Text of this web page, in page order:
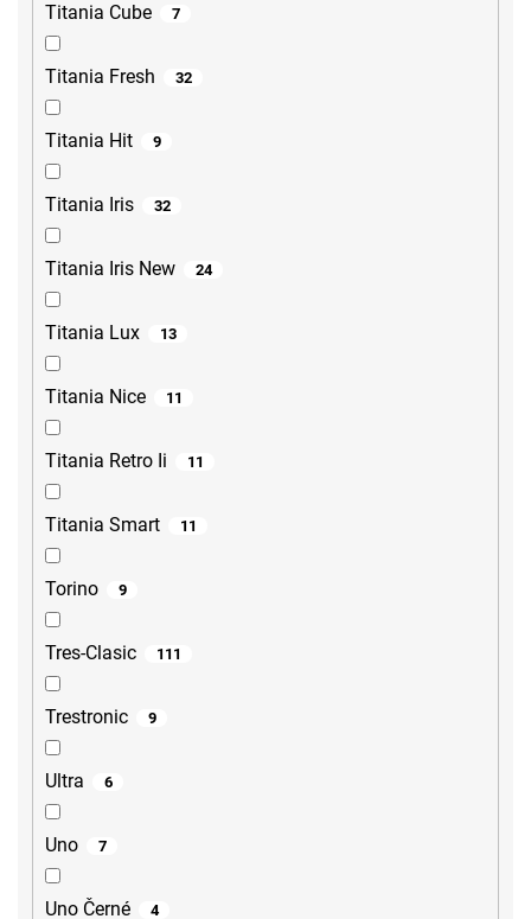
Titania Cube 7
Titania Fresh 32
Titania Hit 9
Titania Iris 32
Titania Iris New 24
Titania Lux 13
Titania Nice 11
Titania Retro Ii 11
Titania Smart 11
Torino 9
Tres-Clasic 111
Trestronic 9
Ultra 6
Uno 7
Uno Černé 4